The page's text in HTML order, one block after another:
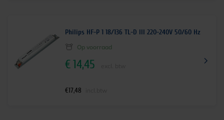
Philips HF-P 1 18/136 TL-D III 220-240V 50/60 Hz
Op voorraad
€14,45
€17,48